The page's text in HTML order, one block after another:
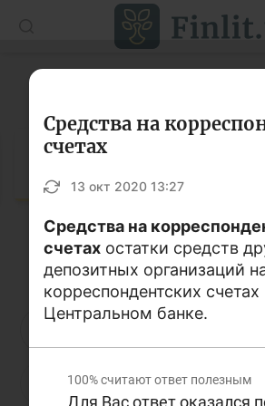
Статьи
Учебные материалы
Глоссарий
Книги по финансовой
Видео
Проекты
Фотогалерея
Кириллица
З И Й
Средства на
счетах
13 окт 2020 13:27
Средства на
счетах остатки средств
депозитных организаций
корреспондентских счетах
Центральном банке.
100%считают ответ полезным
Для Вас ответ оказался